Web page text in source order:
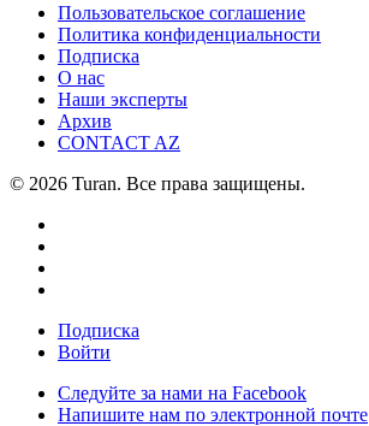
Пользовательское соглашение
Политика конфиденциальности
Подписка
О нас
Наши эксперты
Архив
CONTACT AZ
© 2026 Turan. Все права защищены.
Подписка
Войти
Следуйте за нами на Facebook
Напишите нам по электронной почте